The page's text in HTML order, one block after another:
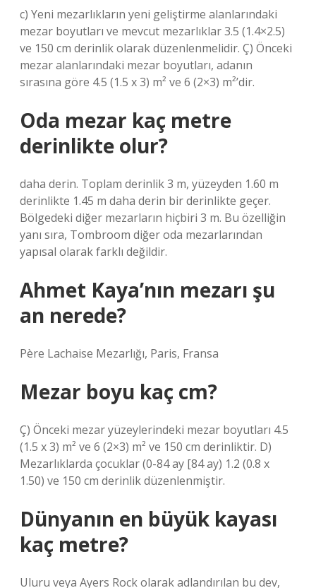
c) Yeni mezarlıkların yeni geliştirme alanlarındaki
mezar boyutları ve mevcut mezarlıklar 3.5 (1.4×2.5)
ve 150 cm derinlik olarak düzenlenmelidir. Ç) Önceki
mezar alanlarındaki mezar boyutları, adanın
sırasına göre 4.5 (1.5 x 3) m² ve ​​6 (2×3) m²’dir.
Oda mezar kaç metre
derinlikte olur?
daha derin. Toplam derinlik 3 m, yüzeyden 1.60 m
derinlikte 1.45 m daha derin bir derinlikte geçer.
Bölgedeki diğer mezarların hiçbiri 3 m. Bu özelliğin
yanı sıra, Tombroom diğer oda mezarlarından
yapısal olarak farklı değildir.
Ahmet Kaya’nın mezarı şu
an nerede?
Père Lachaise Mezarlığı, Paris, Fransa
Mezar boyu kaç cm?
Ç) Önceki mezar yüzeylerindeki mezar boyutları 4.5
(1.5 x 3) m² ve ​​6 (2×3) m² ve ​​150 cm derinliktir. D)
Mezarlıklarda çocuklar (0-84 ay [84 ay) 1.2 (0.8 x
1.50) ve 150 cm derinlik düzenlenmiştir.
Dünyanın en büyük kayası
kaç metre?
Uluru veya Ayers Rock olarak adlandırılan bu dev,